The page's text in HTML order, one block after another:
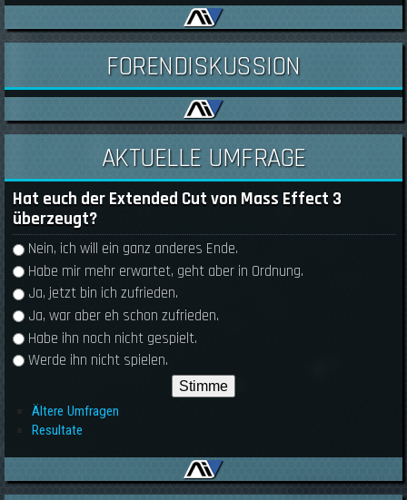
FORENDISKUSSION
AKTUELLE UMFRAGE
Hat euch der Extended Cut von Mass Effect 3
überzeugt?
Auswahlmöglichkeiten
Nein, ich will ein ganz anderes Ende.
Habe mir mehr erwartet, geht aber in Ordnung.
Ja, jetzt bin ich zufrieden.
Ja, war aber eh schon zufrieden.
Habe ihn noch nicht gespielt.
Werde ihn nicht spielen.
Ältere Umfragen
Resultate